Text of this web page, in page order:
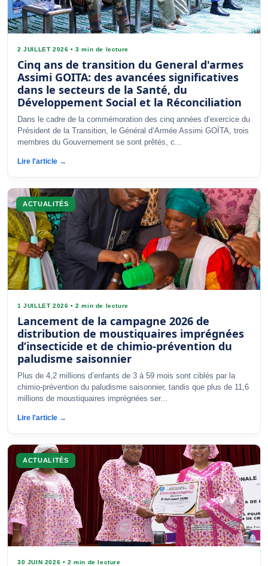
2 JUILLET 2026 •3 min de lecture
Cinq ans de transition du General d'armes
Assimi GOITA: des avancées significatives
dans le secteurs de la Santé, du
Développement Social et la Réconciliation
Dans le cadre de la commémoration des cinq années d’exercice du
Président de la Transition, le Général d’Armée Assimi GOÏTA, trois
membres du Gouvernement se sont prêtés, c...
Lire l'article →
ACTUALITÉS
1 JUILLET 2026 •2 min de lecture
Lancement de la campagne 2026 de
distribution de moustiquaires imprégnées
d’insecticide et de chimio-prévention du
paludisme saisonnier
Plus de 4,2 millions d’enfants de 3 à 59 mois sont ciblés par la
chimio-prévention du paludisme saisonnier, tandis que plus de 11,6
millions de moustiquaires imprégnées ser...
Lire l'article →
ACTUALITÉS
30 JUIN 2026 •2 min de lecture